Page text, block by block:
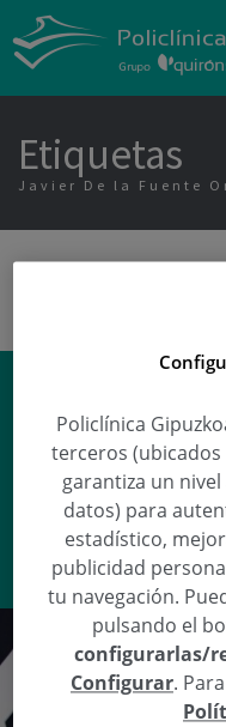
Etiquetas
Javier De la Fuente
Lourdes Rosalía
y otras
Preguntas
VER RESPUESTA
Policlínica
terceros (ubicados
garantiza un
datos) para
estadístico,
publicidad
tu navegación.
pulsando el
configurarlas/
Configurar.